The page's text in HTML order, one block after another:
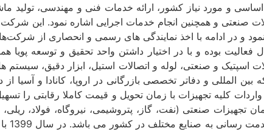
و مورد نیاز کشور، ارائه خدمات فنی و مهندسی، تولید
صنعتی و همچنین انجام خدمات اجرایی اشاره نمود. این شرکت
و در ادامه با اخذ نمایندگی های رسمی و انحصاری از
فعالیت بوده و با در اختیار داشتن واحد تحقیق و توسعه
اسپتیک و صنعتی، لوله و اتصالات استیل، ابزار دقیق،
بین المللی و دفاتر تخصصی بازرگانی در اروپا، کانادا و